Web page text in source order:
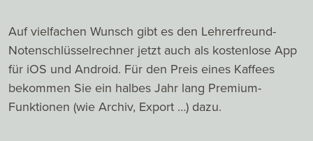
Auf vielfachen Wunsch gibt es den Lehrerfreund-
Notenschlüsselrechner jetzt auch als kostenlose App
für iOS und Android. Für den Preis eines Kaffees
bekommen Sie ein halbes Jahr lang Premium-
Funktionen (wie Archiv, Export …) dazu.